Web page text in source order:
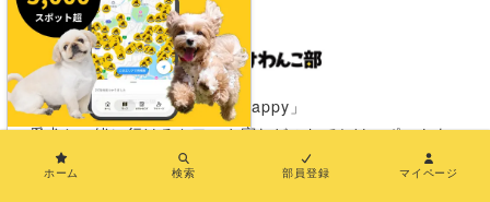
「きみのワクワクはわたしのHappy」
愛犬と一緒に行けるカフェや宿などのおでかけスポットを
全国の飼い主さんからの情報を元に発信中！
ホーム 検索 部員登録 マイページ